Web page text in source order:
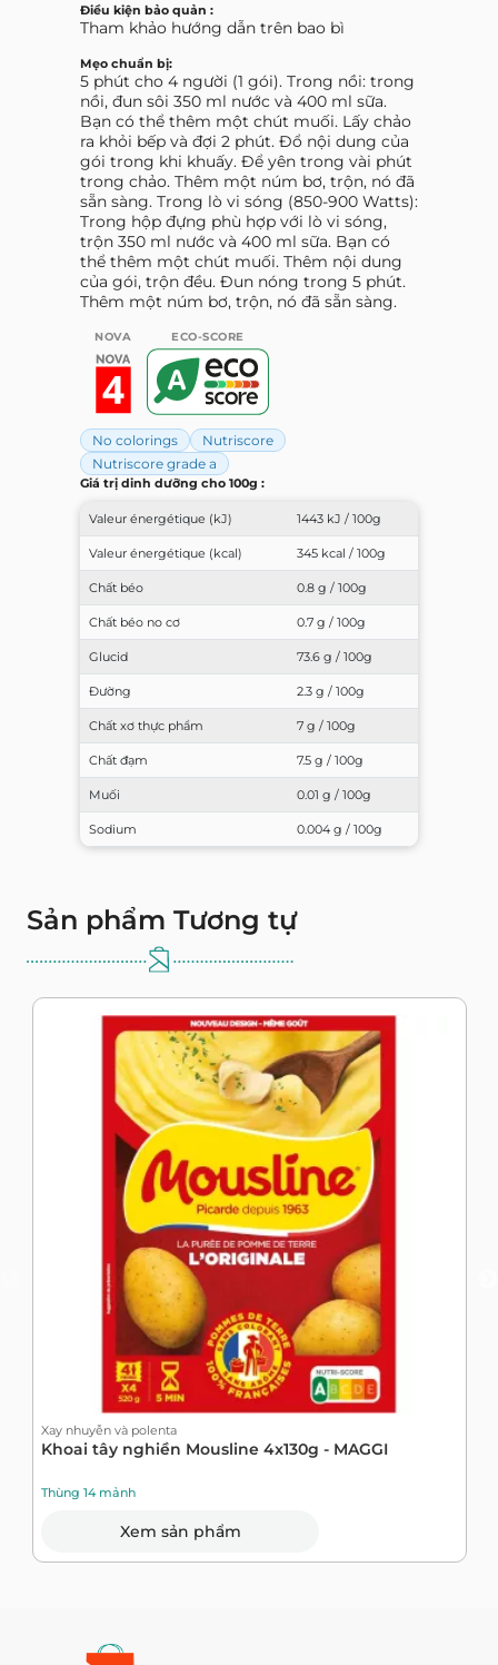
Điều kiện bảo quản :
Tham khảo hướng dẫn trên bao bì
Mẹo chuẩn bị:
5 phút cho 4 người (1 gói). Trong nồi: trong
nồi, đun sôi 350 ml nước và 400 ml sữa.
Bạn có thể thêm một chút muối. Lấy chảo
ra khỏi bếp và đợi 2 phút. Đổ nội dung của
gói trong khi khuấy. Để yên trong vài phút
trong chảo. Thêm một núm bơ, trộn, nó đã
sẵn sàng. Trong lò vi sóng (850-900 Watts):
Trong hộp đựng phù hợp với lò vi sóng,
trộn 350 ml nước và 400 ml sữa. Bạn có
thể thêm một chút muối. Thêm nội dung
của gói, trộn đều. Đun nóng trong 5 phút.
Thêm một núm bơ, trộn, nó đã sẵn sàng.
NOVA ECO-SCORE
No colorings
Nutriscore
Nutriscore grade a
Giá trị dinh dưỡng cho 100g :
Valeur énergétique (kJ) 1443 kJ / 100g
Valeur énergétique (kcal) 345 kcal / 100g
Chất béo 0.8 g / 100g
Chất béo no cơ 0.7 g / 100g
Glucid 73.6 g / 100g
Đường 2.3 g / 100g
Chất xơ thực phẩm 7 g / 100g
Chất đạm 7.5 g / 100g
Muối 0.01 g / 100g
Sodium 0.004 g / 100g
Sản phẩm Tương tự
Xay nhuyễn và polenta
Khoai tây nghiền Mousline 4x130g - MAGGI
Thùng 14 mảnh
Xem sản phẩm